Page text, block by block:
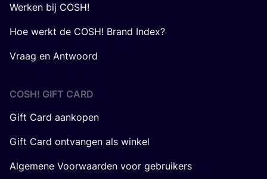
Werken bij COSH!
Hoe werkt de COSH! Brand Index?
Vraag en Antwoord
COSH! GIFT CARD
Gift Card aankopen
Gift Card ontvangen als winkel
Algemene Voorwaarden voor gebruikers